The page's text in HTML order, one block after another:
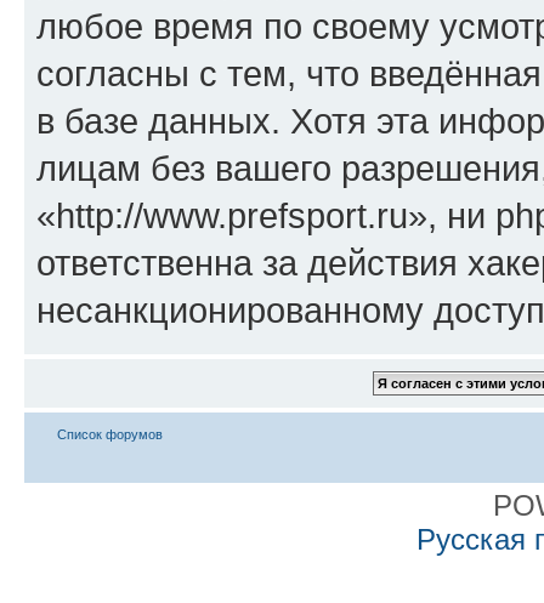
любое время по своему
согласны с тем, что
в базе данных. Хотя эта
лицам без вашего
«http://www.prefsport.ru», ни
ответственна за действия
несанкционированному
Список форумов
Русская